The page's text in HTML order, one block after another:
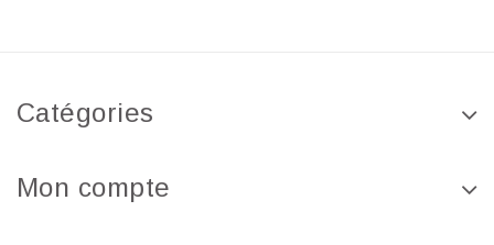
Catégories
Mon compte